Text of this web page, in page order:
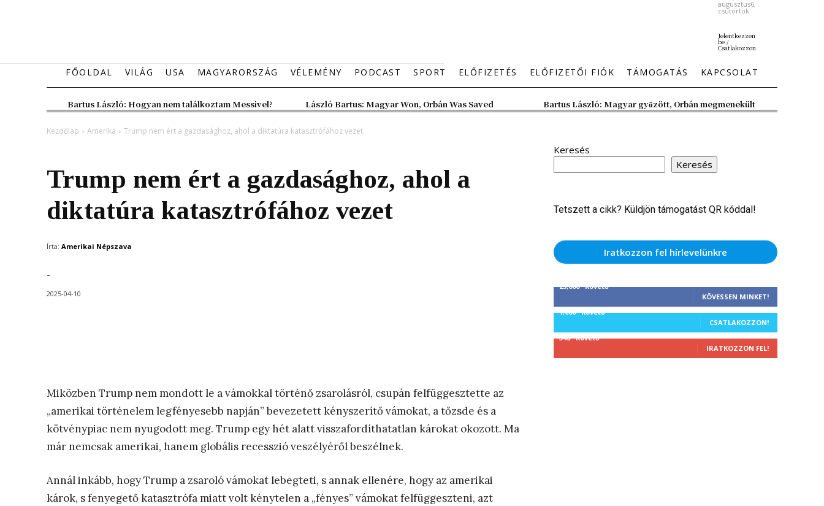
augusztus6,
csütörtök
Jelentkezzen
be /
Csatlakozzon
FŐOLDAL VILÁG USA MAGYARORSZÁG VÉLEMÉNY PODCAST SPORT ELŐFIZETÉS ELŐFIZETŐI FIÓK TÁMOGATÁS KAPCSOLAT
Bartus László: Hogyan nem találkoztam Messivel? László Bartus: Magyar Won, Orbán Was Saved Bartus László: Magyar győzött, Orbán megmenekült
Kezdőlap Amerika Trump nem ért a gazdasághoz, ahol a diktatúra katasztrófához vezet
Trump nem ért a gazdasághoz, ahol a
diktatúra katasztrófához vezet
Írta: Amerikai Népszava
-
2025-04-10
Miközben Trump nem mondott le a vámokkal történő zsarolásról, csupán felfüggesztette az
„amerikai történelem legfényesebb napján” bevezetett kényszerítő vámokat, a tőzsde és a
kötvénypiac nem nyugodott meg. Trump egy hét alatt visszafordíthatatlan károkat okozott. Ma
már nemcsak amerikai, hanem globális recesszió veszélyéről beszélnek.
Annál inkább, hogy Trump a zsaroló vámokat lebegteti, s annak ellenére, hogy az amerikai
károk, s fenyegető katasztrófa miatt volt kénytelen a „fényes” vámokat felfüggeszteni, azt
Keresés
Keresés
Tetszett a cikk? Küldjön támogatást QR kóddal!
Iratkozzon fel hírlevelünkre
25,000 Követő
KÖVESSEN MINKET!
1,000 Követő
CSATLAKOZZON!
340 Követő
IRATKOZZON FEL!